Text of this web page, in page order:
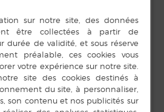
02 99 76 38 06
E-mail
viel-
patrick07@orange.fr